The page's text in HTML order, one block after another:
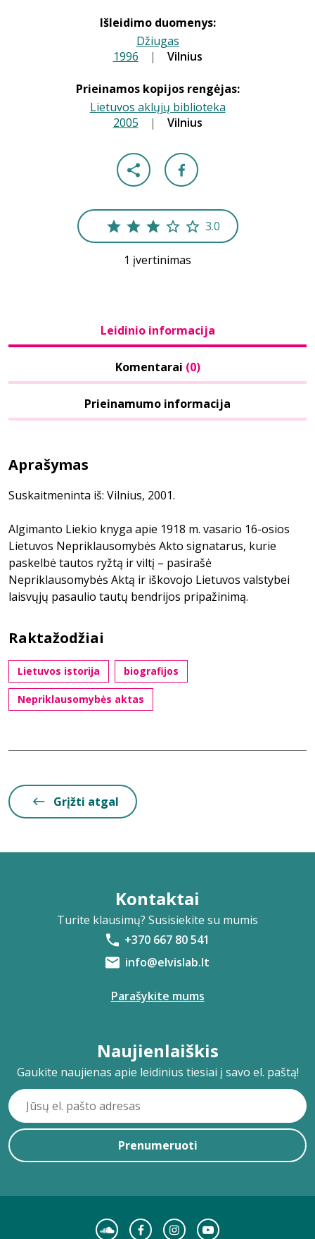
Išleidimo duomenys:
Džiugas
1996 | Vilnius
Prieinamos kopijos rengėjas:
Lietuvos aklųjų biblioteka
2005 | Vilnius
3.0
1 įvertinimas
Leidinio informacija
Komentarai (0)
Prieinamumo informacija
Aprašymas
Suskaitmeninta iš: Vilnius, 2001.
Algimanto Liekio knyga apie 1918 m. vasario 16-osios
Lietuvos Nepriklausomybės Akto signatarus, kurie
paskelbė tautos ryžtą ir viltį – pasirašė
Nepriklausomybės Aktą ir iškovojo Lietuvos valstybei
laisvųjų pasaulio tautų bendrijos pripažinimą.
Raktažodžiai
Lietuvos istorija biografijos
Nepriklausomybės aktas
Grįžti atgal
Kontaktai
Turite klausimų? Susisiekite su mumis
+370 667 80 541
info@elvislab.lt
Parašykite mums
Naujienlaiškis
Gaukite naujienas apie leidinius tiesiai į savo el. paštą!
Prenumeruoti